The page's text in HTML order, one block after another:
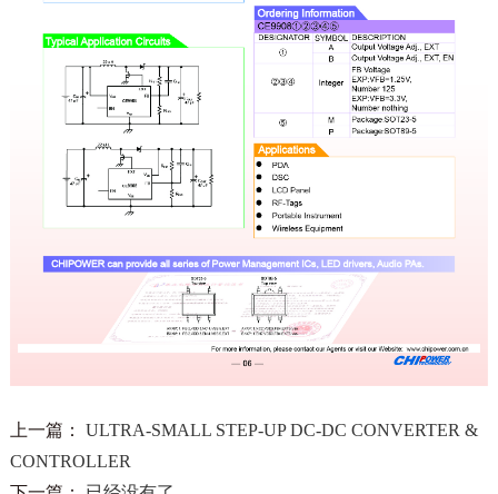
上一篇： ULTRA-SMALL STEP-UP DC-DC CONVERTER &
CONTROLLER